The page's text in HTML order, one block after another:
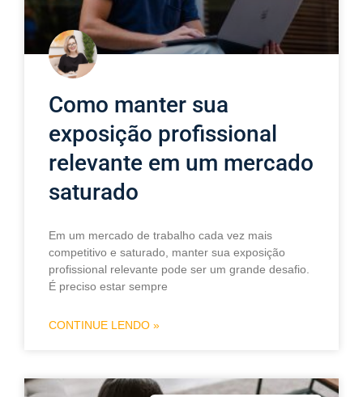
Como manter sua
exposição profissional
relevante em um mercado
saturado
Em um mercado de trabalho cada vez mais
competitivo e saturado, manter sua exposição
profissional relevante pode ser um grande desafio.
É preciso estar sempre
CONTINUE LENDO »